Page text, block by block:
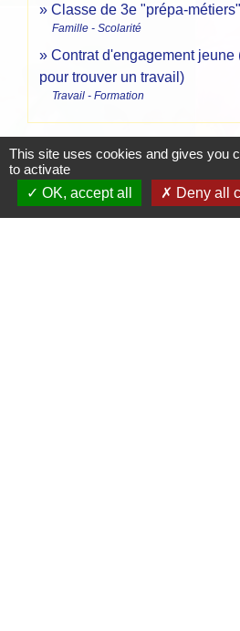
Classe de 3e "prépa-métiers"
Famille - Scolarité
Contrat d'engagement jeune
pour trouver un travail)
Travail - Formation
Pour en savoir plus
Service militaire adapté
This site uses cookies and gives you
to activate
OK, accept all
Deny all